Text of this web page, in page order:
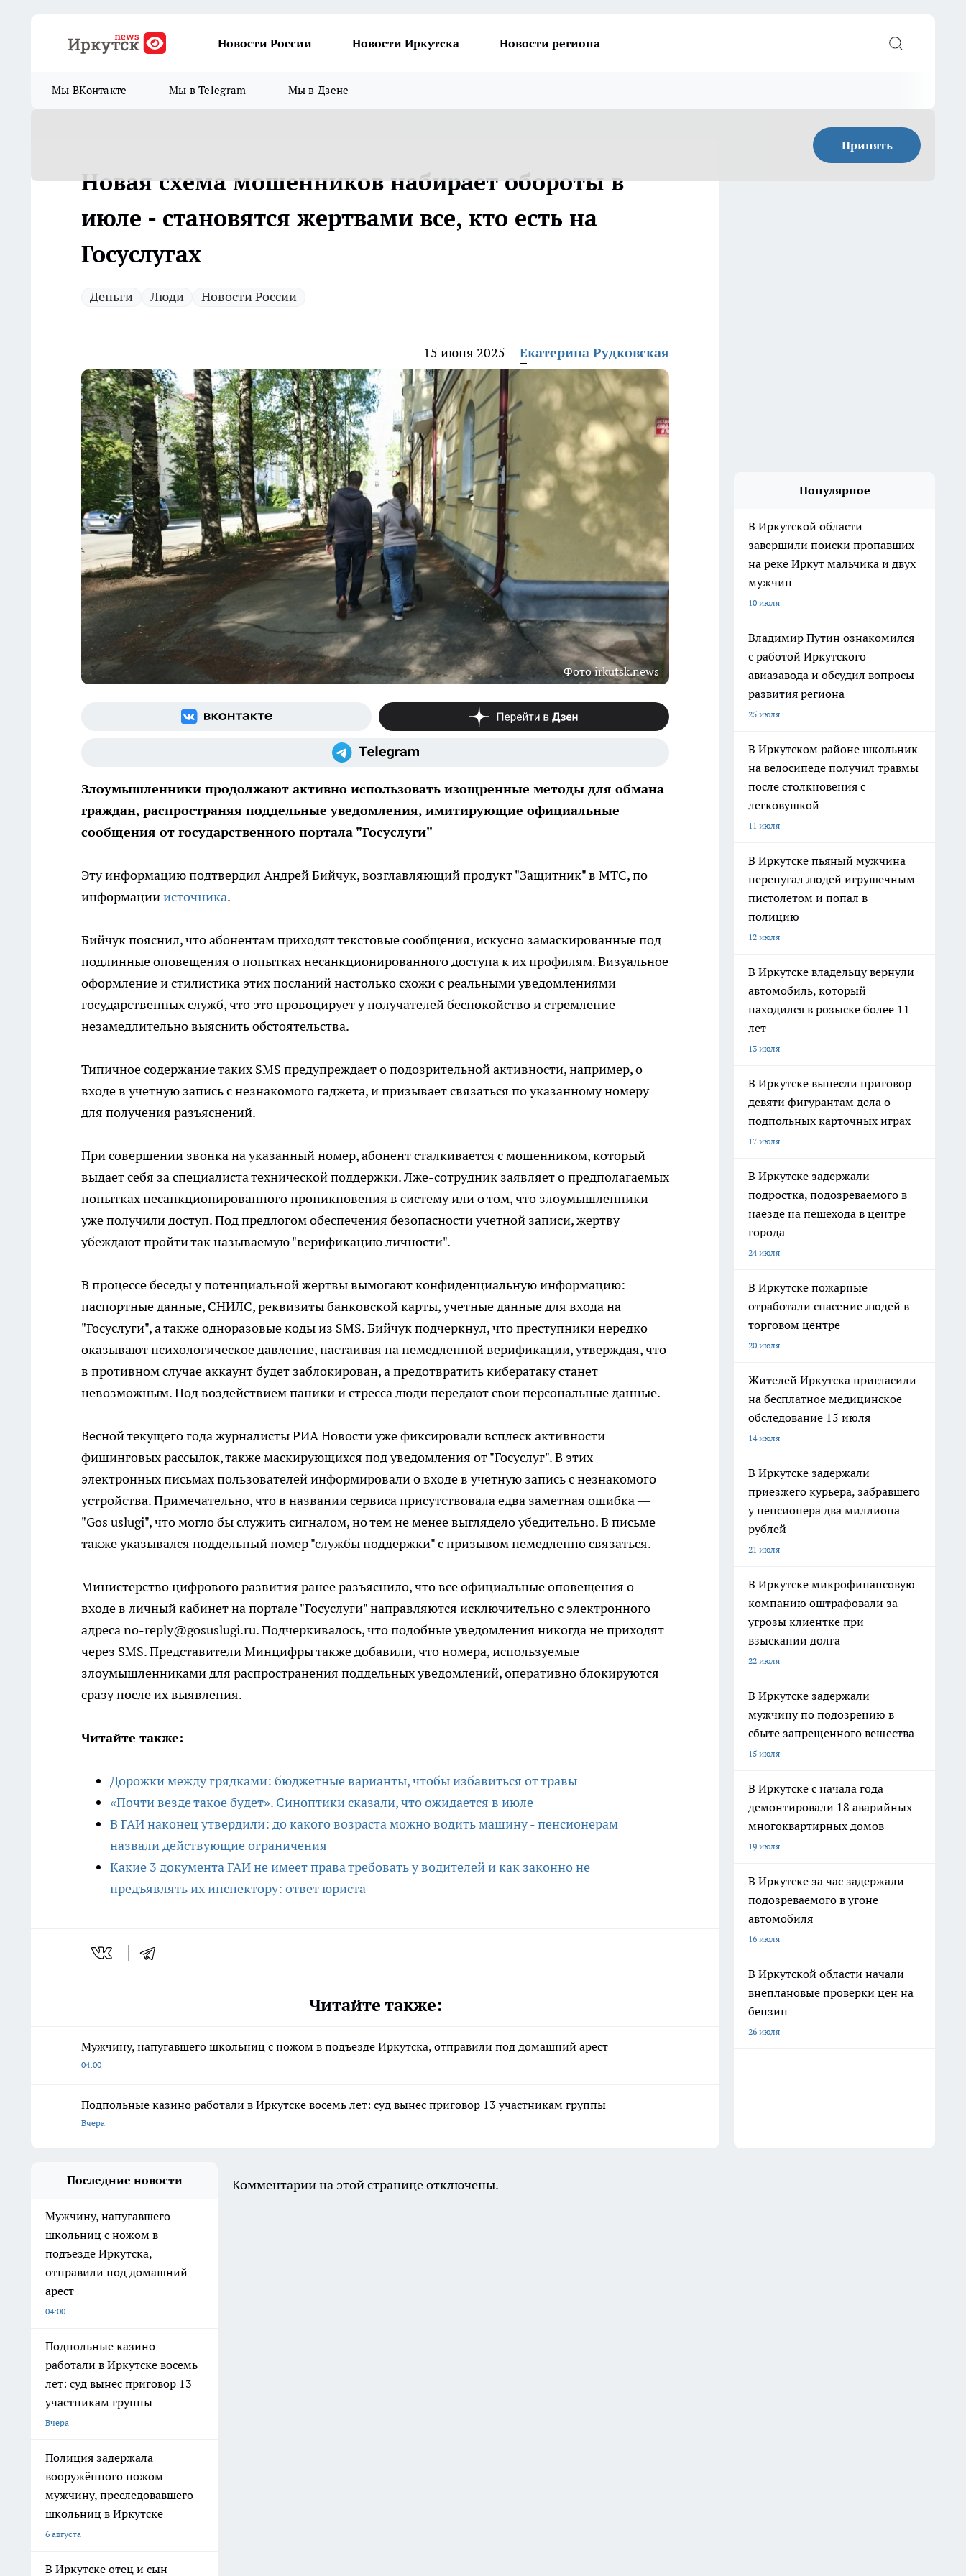
Новости России Новости Иркутска Новости региона
Мы ВКонтакте Мы в Telegram Мы в Дзене
Принять
Новая схема мошенников набирает обороты в
июле - становятся жертвами все, кто есть на
Госуслугах
Деньги Люди Новости России
15 июня 2025 Екатерина Рудковская
Фото irkutsk.news
Злоумышленники продолжают активно использовать изощренные методы для обмана
граждан, распространяя поддельные уведомления, имитирующие официальные
сообщения от государственного портала "Госуслуги"
Эту информацию подтвердил Андрей Бийчук, возглавляющий продукт "Защитник" в МТС, по
информацииисточника.
Бийчук пояснил, что абонентам приходят текстовые сообщения, искусно замаскированные под
подлинные оповещения о попытках несанкционированного доступа к их профилям. Визуальное
оформление и стилистика этих посланий настолько схожи с реальными уведомлениями
государственных служб, что это провоцирует у получателей беспокойство и стремление
незамедлительно выяснить обстоятельства.
Типичное содержание таких SMS предупреждает о подозрительной активности, например, о
входе в учетную запись с незнакомого гаджета, и призывает связаться по указанному номеру
для получения разъяснений.
При совершении звонка на указанный номер, абонент сталкивается с мошенником, который
выдает себя за специалиста технической поддержки. Лже-сотрудник заявляет о предполагаемых
попытках несанкционированного проникновения в систему или о том, что злоумышленники
уже получили доступ. Под предлогом обеспечения безопасности учетной записи, жертву
убеждают пройти так называемую "верификацию личности".
В процессе беседы у потенциальной жертвы вымогают конфиденциальную информацию:
паспортные данные, СНИЛС, реквизиты банковской карты, учетные данные для входа на
"Госуслуги", а также одноразовые коды из SMS. Бийчук подчеркнул, что преступники нередко
оказывают психологическое давление, настаивая на немедленной верификации, утверждая, что
в противном случае аккаунт будет заблокирован, а предотвратить кибератаку станет
невозможным. Под воздействием паники и стресса люди передают свои персональные данные.
Весной текущего года журналисты РИА Новости уже фиксировали всплеск активности
фишинговых рассылок, также маскирующихся под уведомления от "Госуслуг". В этих
электронных письмах пользователей информировали о входе в учетную запись с незнакомого
устройства. Примечательно, что в названии сервиса присутствовала едва заметная ошибка —
"Gos uslugi", что могло бы служить сигналом, но тем не менее выглядело убедительно. В письме
также указывался поддельный номер "службы поддержки" с призывом немедленно связаться.
Министерство цифрового развития ранее разъяснило, что все официальные оповещения о
входе в личный кабинет на портале "Госуслуги" направляются исключительно с электронного
адреса no-reply@gosuslugi.ru. Подчеркивалось, что подобные уведомления никогда не приходят
через SMS. Представители Минцифры также добавили, что номера, используемые
злоумышленниками для распространения поддельных уведомлений, оперативно блокируются
сразу после их выявления.
Читайте также:
Дорожки между грядками: бюджетные варианты, чтобы избавиться от травы
«Почти везде такое будет». Синоптики сказали, что ожидается в июле
В ГАИ наконец утвердили: до какого возраста можно водить машину - пенсионерам
назвали действующие ограничения
Какие 3 документа ГАИ не имеет права требовать у водителей и как законно не
предъявлять их инспектору: ответ юриста
Читайте также:
Мужчину, напугавшего школьниц с ножом в подъезде Иркутска, отправили под домашний арест
04:00
Подпольные казино работали в Иркутске восемь лет: суд вынес приговор 13 участникам группы
Вчера
Популярное
В Иркутской области
завершили поиски пропавших
на реке Иркут мальчика и двух
мужчин
10 июля
Владимир Путин ознакомился
с работой Иркутского
авиазавода и обсудил вопросы
развития региона
25 июля
В Иркутском районе школьник
на велосипеде получил травмы
после столкновения с
легковушкой
11 июля
В Иркутске пьяный мужчина
перепугал людей игрушечным
пистолетом и попал в
полицию
12 июля
В Иркутске владельцу вернули
автомобиль, который
находился в розыске более 11
лет
13 июля
В Иркутске вынесли приговор
девяти фигурантам дела о
подпольных карточных играх
17 июля
В Иркутске задержали
подростка, подозреваемого в
наезде на пешехода в центре
города
24 июля
В Иркутске пожарные
отработали спасение людей в
торговом центре
20 июля
Жителей Иркутска пригласили
на бесплатное медицинское
обследование 15 июля
14 июля
В Иркутске задержали
приезжего курьера, забравшего
у пенсионера два миллиона
рублей
21 июля
В Иркутске микрофинансовую
компанию оштрафовали за
угрозы клиентке при
взыскании долга
22 июля
В Иркутске задержали
мужчину по подозрению в
сбыте запрещенного вещества
15 июля
В Иркутске с начала года
демонтировали 18 аварийных
многоквартирных домов
19 июля
В Иркутске за час задержали
подозреваемого в угоне
автомобиля
16 июля
В Иркутской области начали
внеплановые проверки цен на
бензин
26 июля
Последние новости
Мужчину, напугавшего
школьниц с ножом в
подъезде Иркутска,
отправили под домашний
арест
04:00
Подпольные казино
работали в Иркутске восемь
лет: суд вынес приговор 13
участникам группы
Вчера
Полиция задержала
вооружённого ножом
мужчину, преследовавшего
школьниц в Иркутске
6 августа
В Иркутске отец и сын
Комментарии на этой странице отключены.